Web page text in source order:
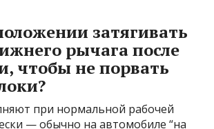
затягивать
рычага после
чтобы не порвать
при нормальной рабочей
— обычно на автомобиле “на